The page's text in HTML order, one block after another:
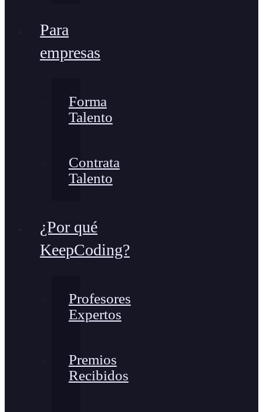
Para
empresas
Forma
Talento
Contrata
Talento
¿Por qué
KeepCoding?
Profesores
Expertos
Premios
Recibidos